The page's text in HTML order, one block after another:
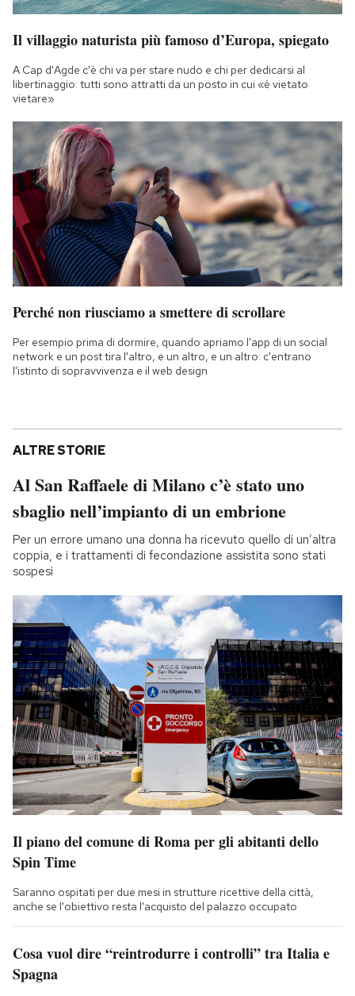
Il villaggio naturista più famoso d’Europa, spiegato
A Cap d'Agde c'è chi va per stare nudo e chi per dedicarsi al
libertinaggio: tutti sono attratti da un posto in cui «è vietato
vietare»
Perché non riusciamo a smettere di scrollare
Per esempio prima di dormire, quando apriamo l'app di un social
network e un post tira l'altro, e un altro, e un altro: c'entrano
l'istinto di sopravvivenza e il web design
ALTRE STORIE
Al San Raffaele di Milano c’è stato uno
sbaglio nell’impianto di un embrione
Per un errore umano una donna ha ricevuto quello di un’altra
coppia, e i trattamenti di fecondazione assistita sono stati
sospesi
Il piano del comune di Roma per gli abitanti dello
Spin Time
Saranno ospitati per due mesi in strutture ricettive della città,
anche se l'obiettivo resta l'acquisto del palazzo occupato
Cosa vuol dire “reintrodurre i controlli” tra Italia e
Spagna